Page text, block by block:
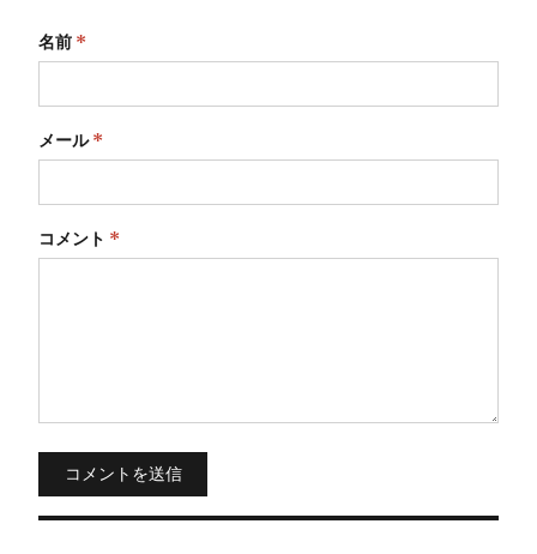
名前 *
メール*
コメント *
コメントを送信